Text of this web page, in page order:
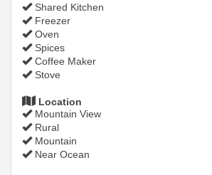
Shared Kitchen
Freezer
Oven
Spices
Coffee Maker
Stove
Location
Mountain View
Rural
Mountain
Near Ocean